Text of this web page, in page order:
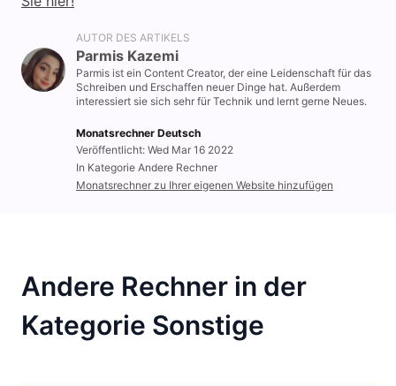
AUTOR DES ARTIKELS
Parmis Kazemi
Parmis ist ein Content Creator, der eine Leidenschaft für das
Schreiben und Erschaffen neuer Dinge hat. Außerdem
interessiert sie sich sehr für Technik und lernt gerne Neues.
Monatsrechner Deutsch
Veröffentlicht: Wed Mar 16 2022
In Kategorie Andere Rechner
Monatsrechner zu Ihrer eigenen Website hinzufügen
Andere Rechner in der
Kategorie Sonstige